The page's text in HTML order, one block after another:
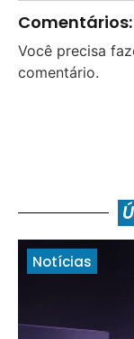
Comentários:
Você precisa
comentário.
Notícias